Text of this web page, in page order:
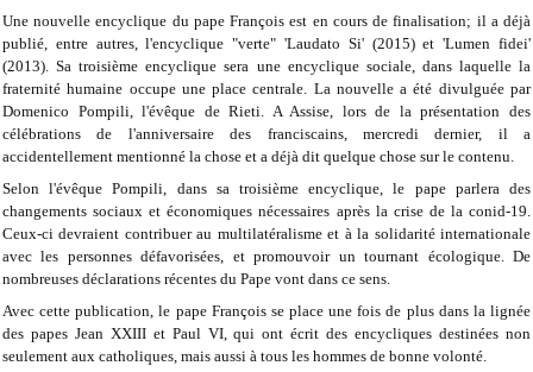
Une nouvelle encyclique du pape François est en cours de finalisation; il a déjà
publié, entre autres, l'encyclique "verte" 'Laudato Si' (2015) et 'Lumen fidei'
(2013). Sa troisième encyclique sera une encyclique sociale, dans laquelle la
fraternité humaine occupe une place centrale. La nouvelle a été divulguée par
Domenico Pompili, l'évêque de Rieti. A Assise, lors de la présentation des
célébrations de l'anniversaire des franciscains, mercredi dernier, il a
accidentellement mentionné la chose et a déjà dit quelque chose sur le contenu.
Selon l'évêque Pompili, dans sa troisième encyclique, le pape parlera des
changements sociaux et économiques nécessaires après la crise de la conid-19.
Ceux-ci devraient contribuer au multilatéralisme et à la solidarité internationale
avec les personnes défavorisées, et promouvoir un tournant écologique. De
nombreuses déclarations récentes du Pape vont dans ce sens.
Avec cette publication, le pape François se place une fois de plus dans la lignée
des papes Jean XXIII et Paul VI, qui ont écrit des encycliques destinées non
seulement aux catholiques, mais aussi à tous les hommes de bonne volonté.